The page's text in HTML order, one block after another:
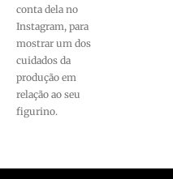
conta dela no
Instagram, para
mostrar um dos
cuidados da
produção em
relação ao seu
figurino.